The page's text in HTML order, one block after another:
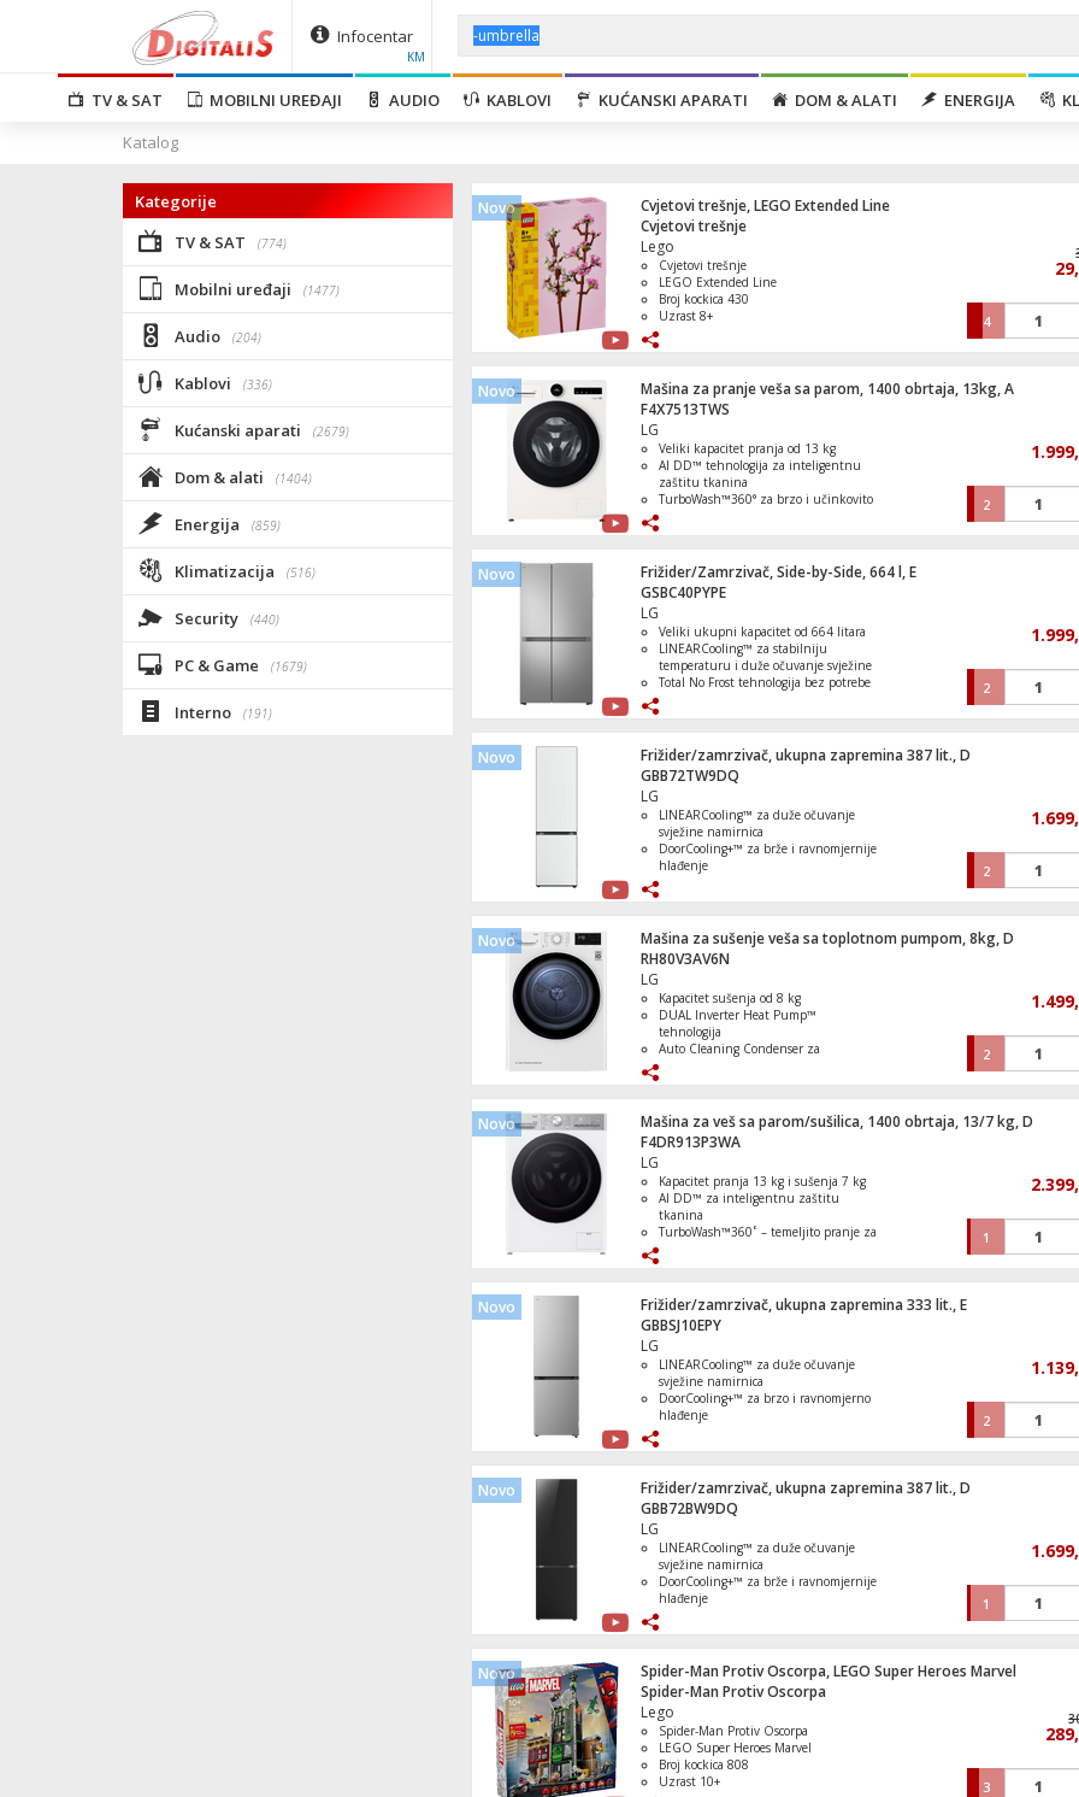
Infocentar
KM
TV & SAT MOBILNI UREĐAJI AUDIO KABLOVI KUĆANSKI APARATI DOM & ALATI ENERGIJA
Katalog
Kategorije
TV & SAT
(774)
Mobilni uređaji (1477)
Audio (204)
Kablovi (336)
Kućanski aparati (2679)
Dom & alati (1404)
Energija (859)
Klimatizacija (516)
Security (440)
PC & Game (1679)
Interno (191)
Novo
Cvjetovi trešnje, LEGO Extended Line
Cvjetovi trešnje
Lego
Cvjetovi trešnje
LEGO Extended Line
Broj kockica 430
Uzrast 8+
4
Novo
Mašina za pranje veša sa parom, 1400 obrtaja, 13kg, A
F4X7513TWS
LG
Veliki kapacitet pranja od 13 kg
AI DD™ tehnologija za inteligentnu
zaštitu tkanina
TurboWash™360° za brzo i učinkovito
Steam™ funkcija za uklanjanje
alergena i higijenski čist veš
Wi-Fi upravljanje putem mobilne
aplikacije
2
Novo
Frižider/Zamrzivač, Side-by-Side, 664 l, E
GSBC40PYPE
LG
Veliki ukupni kapacitet od 664 litara
LINEARCooling™ za stabilniju
temperaturu i duže očuvanje svježine
Total No Frost tehnologija bez potrebe
Smart Inverter kompresor za tih i
učinkovit rad
Multi Air Flow i Express Cool/Express
Freeze funkcije
2
Novo
Frižider/zamrzivač, ukupna zapremina 387 lit., D
GBB72TW9DQ
LG
LINEARCooling™ za duže očuvanje
svježine namirnica
DoorCooling+™ za brže i ravnomjernije
hlađenje
odmrzavanjem
Smart Inverter kompresor za tihi i
ekonomičan rad
FRESHBalancer™ i FRESHConverter™
za optimalno čuvanje
2
Novo
Mašina za sušenje veša sa toplotnom pumpom, 8kg, D
RH80V3AV6N
LG
Kapacitet sušenja od 8 kg
DUAL Inverter Heat Pump™
tehnologija
Auto Cleaning Condenser za
ThinQ™ i Smart Pairing za pametno
upravljanje
Automatski odabir programa
2
Novo
Mašina za veš sa parom/sušilica, 1400 obrtaja, 13/7 kg, D
F4DR913P3WA
LG
Kapacitet pranja 13 kg i sušenja 7 kg
AI DD™ za inteligentnu zaštitu
tkanina
TurboWash™360˚ – temeljito pranje za
Steam™ tehnologija koja uklanja do
99,9% alergena
ezDispense™ automatsko doziranje
deterdženta i omekšivača
1
Novo
Frižider/zamrzivač, ukupna zapremina 333 lit., E
GBBSJ10EPY
LG
LINEARCooling™ za duže očuvanje
svježine namirnica
DoorCooling+™ za brzo i ravnomjerno
hlađenje
odmrzavanjem
Smart Inverter kompresor za tih i
ekonomičan rad
ThinQ™ Wi-Fi upravljanje i Smart
Diagnosis™
2
Novo
Frižider/zamrzivač, ukupna zapremina 387 lit., D
GBB72BW9DQ
LG
LINEARCooling™ za duže očuvanje
svježine namirnica
DoorCooling+™ za brže i ravnomjernije
hlađenje
odmrzavanjem
Smart Inverter kompresor za tihi i
ekonomičan rad
FRESHBalancer™ i FRESHConverter™
za optimalno čuvanje
1
Novo
Spider-Man Protiv Oscorpa, LEGO Super Heroes Marvel
Spider-Man Protiv Oscorpa
Lego
Spider-Man Protiv Oscorpa
LEGO Super Heroes Marvel
Broj kockica 808
Uzrast 10+
3
Mašina za veš, 1200 obrtaja, 7kg veša, E
Usisavač sa posudom, vodena filtracija,
GFORCEAQUA
Usisavač sa vrećicom
Ugradbena pećnica, zapremina 77 lit., A+
Usisavač sa posudom, HEPA filter, 2000W
Anna I Elsa Zabava U Smrznutom
LEGO Duplo